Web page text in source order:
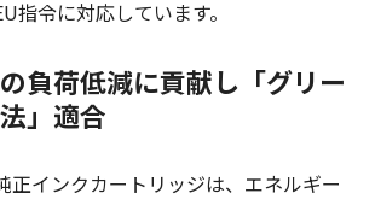
指令に対応しています。
負荷低減に貢献し「グリー
」適合
正インクカートリッジは、エネルギー